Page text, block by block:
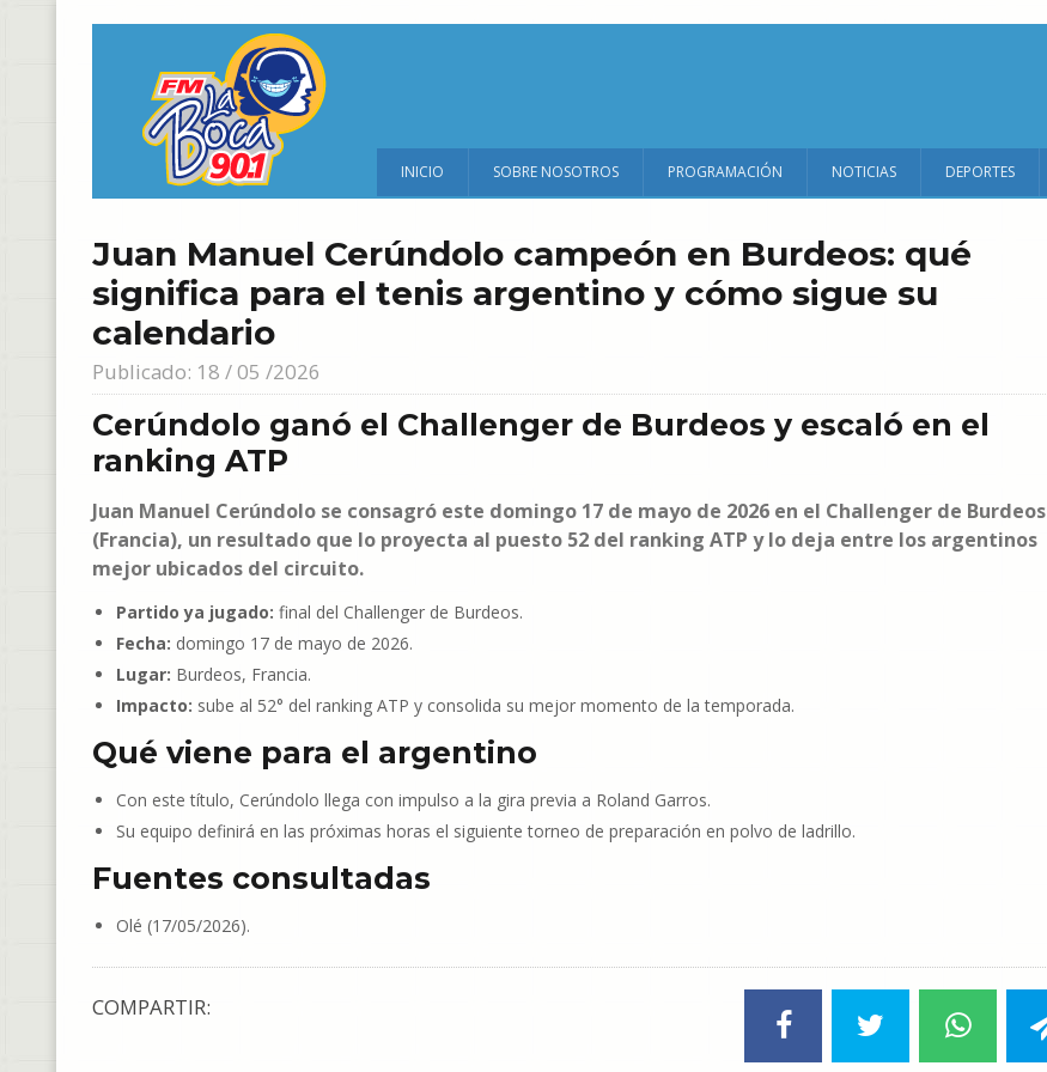
INICIO SOBRE NOSOTROS PROGRAMACIÓN NOTICIAS DEPORTES
Juan Manuel Cerúndolo campeón en Burdeos: qué
significa para el tenis argentino y cómo sigue su
calendario
Publicado: 18 / 05 /2026
Cerúndolo ganó el Challenger de Burdeos y escaló en el
ranking ATP
Juan Manuel Cerúndolo se consagró este domingo 17 de mayo de 2026 en el Challenger de Burdeos
(Francia), un resultado que lo proyecta al puesto 52 del ranking ATP y lo deja entre los argentinos
mejor ubicados del circuito.
Partido ya jugado: final del Challenger de Burdeos.
Fecha: domingo 17 de mayo de 2026.
Lugar: Burdeos, Francia.
Impacto: sube al 52° del ranking ATP y consolida su mejor momento de la temporada.
Qué viene para el argentino
Con este título, Cerúndolo llega con impulso a la gira previa a Roland Garros.
Su equipo definirá en las próximas horas el siguiente torneo de preparación en polvo de ladrillo.
Fuentes consultadas
Olé (17/05/2026).
COMPARTIR: